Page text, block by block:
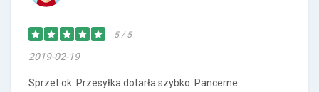
5 / 5
2019-02-19
Sprzet ok. Przesyłka dotarła szybko. Pancerne